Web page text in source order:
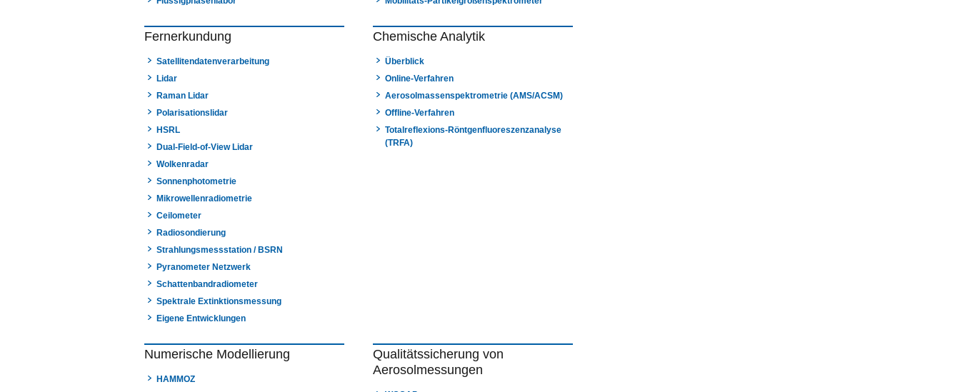
Fernerkundung
Satellitendatenverarbeitung
Lidar
Raman Lidar
Polarisationslidar
HSRL
Dual-Field-of-View Lidar
Wolkenradar
Sonnenphotometrie
Mikrowellenradiometrie
Ceilometer
Radiosondierung
Strahlungsmessstation / BSRN
Pyranometer Netzwerk
Schattenbandradiometer
Spektrale Extinktionsmessung
Eigene Entwicklungen
Chemische Analytik
Überblick
Online-Verfahren
Aerosolmassenspektrometrie (AMS/ACSM)
Offline-Verfahren
Totalreflexions-Röntgenfluoreszenzanalyse
(TRFA)
Numerische Modellierung
HAMMOZ
Qualitätssicherung von
Aerosolmessungen